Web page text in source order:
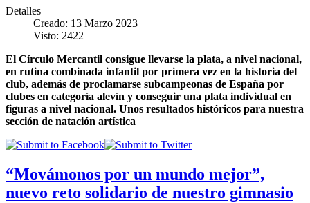
Detalles
Creado: 13 Marzo 2023
Visto: 2422
El Círculo Mercantil consigue llevarse la plata, a nivel nacional,
en rutina combinada infantil por primera vez en la historia del
club, además de proclamarse subcampeonas de España por
clubes en categoría alevín y conseguir una plata individual en
figuras a nivel nacional. Unos resultados históricos para nuestra
sección de natación artística
“Movámonos por un mundo mejor”,
nuevo reto solidario de nuestro gimnasio